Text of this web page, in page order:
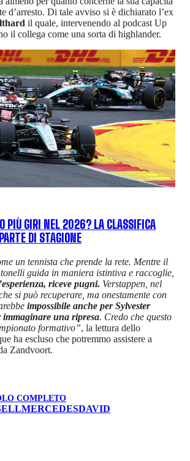
d’arresto. Di tale avviso si è dichiarato l’ex
il quale, intervenendo al podcast Up
il collega come una sorta di highlander.
PIÙ GIRI NEL 2026? LA CLASSIFICA
DI STAGIONE
un tennista che prende la rete. Mentre il
guida in maniera istintiva e raccoglie,
riceve pugni. Verstappen, nel
si può recuperare, ma onestamente con
impossibile anche per Sylvester
una ripresa. Credo che questo
formativo”, la lettura dello
ha escluso che potremmo assistere a
Zandvoort.
COMPLETO
MERCEDESDAVID